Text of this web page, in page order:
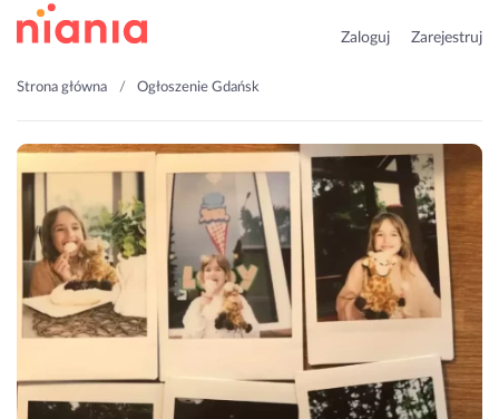
Zaloguj Zarejestruj
Strona główna Ogłoszenie Gdańsk